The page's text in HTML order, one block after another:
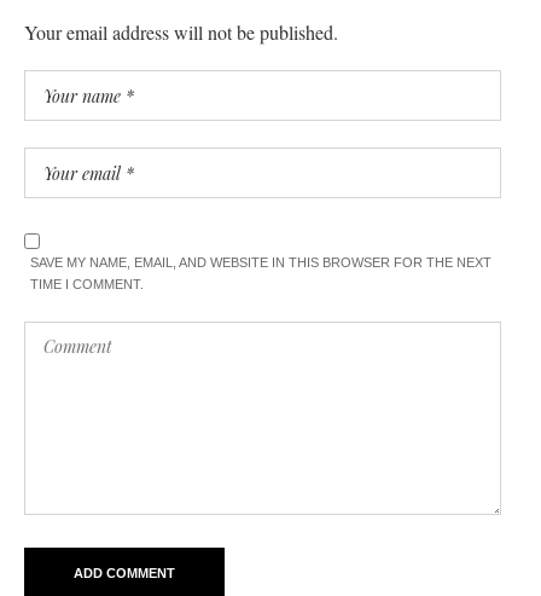
Your email address will not be published.
SAVE MY NAME, EMAIL, AND WEBSITE IN THIS BROWSER FOR THE NEXT
TIME I COMMENT.